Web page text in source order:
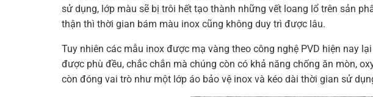
sử dụng, lớp màu sẽ bị trôi hết tạo thành những vết loang lổ trên sản
thận thì thời gian bám màu inox cũng không duy trì được lâu.
Tuy nhiên các mẫu inox được mạ vàng theo công nghệ PVD hiện nay
được phù đều, chắc chắn mà chúng còn có khả năng chống ăn mòn,
còn đóng vai trò như một lớp áo bảo vệ inox và kéo dài thời gian sử